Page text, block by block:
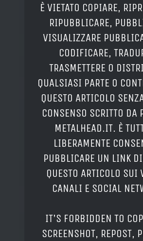
È VIETATO COPIARE,
RIPUBBLICARE,
VISUALIZZARE
CODIFICARE,
TRASMETTERE O
QUALSIASI PARTE O
QUESTO ARTICOLO
CONSENSO SCRITTO DA
METALHEAD.IT. È
LIBERAMENTE
PUBBLICARE UN LINK
QUESTO ARTICOLO SUI
CANALI E SOCIAL
IT'S FORBIDDEN TO
SCREENSHOT, REPOST,